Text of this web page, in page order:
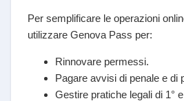
Per semplificare le operazioni
utilizzare Genova Pass per:
Rinnovare permessi.
Pagare avvisi di penale e di
Gestire pratiche legali di 1°